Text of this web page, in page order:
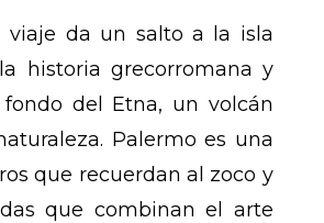
viaje da un salto a la isla
historia grecorromana y
del Etna, un volcán
Palermo es una
que recuerdan al zoco y
que combinan el arte